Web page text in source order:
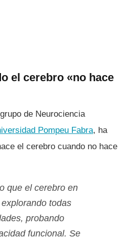
el cerebro «no hace
de Neurociencia
Pompeu Fabra, ha
el cerebro cuando no hace
que el cerebro en
todas
probando
funcional. Se